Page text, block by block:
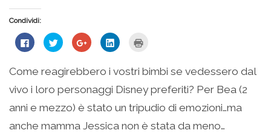
Condividi:
Fai
clic
su
Facebook
(Si
apre
una
nuova
Fai
clic
condividere
su
(Si
in
una
finestra)
Fai
clic
condividere
su
Google+
(Si
apre
in
una
nuova
finestra)
Fai
clic
condividere
su
LinkedIn
(Si
in
una
finestra)
stampare
(Si
in
una
nuova
finestra)
Come reagirebbero i vostri bimbi se vedessero dal
vivo i loro personaggi Disney preferiti? Per Bea (2
anni e mezzo) è stato un tripudio di emozioni…ma
anche mamma Jessica non è stata da meno…